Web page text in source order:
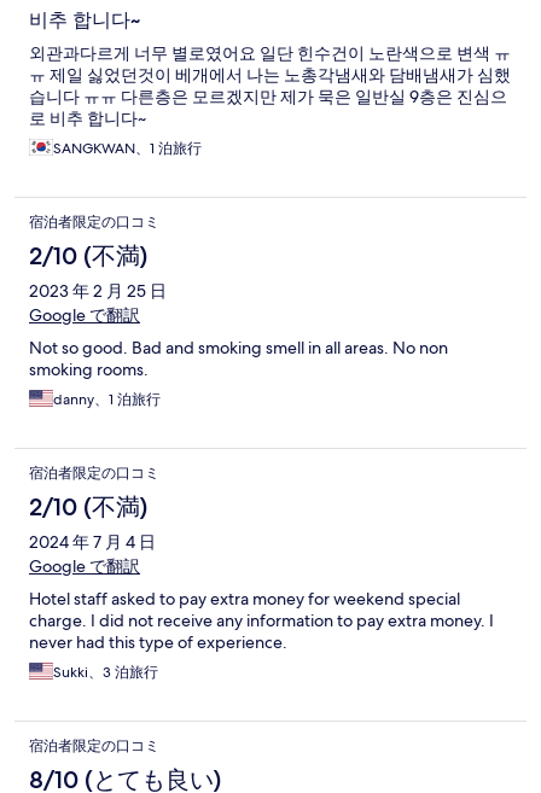
비추 합니다~
외관과다르게 너무 별로였어요 일단 힌수건이 노란색으로 변색 ㅠ
ㅠ 제일 싫었던것이 베개에서 나는 노총각냄새와 담배냄새가 심했
습니다 ㅠㅠ 다른층은 모르겠지만 제가 묵은 일반실 9층은 진심으
로 비추 합니다~
SANGKWAN、1 泊旅行
宿泊者限定の口コミ
2/10 (不満)
2023 年 2 月 25 日
Google で翻訳
Not so good. Bad and smoking smell in all areas. No non
smoking rooms.
danny、1 泊旅行
宿泊者限定の口コミ
2/10 (不満)
2024 年 7 月 4 日
Google で翻訳
Hotel staff asked to pay extra money for weekend special
charge. I did not receive any information to pay extra money. I
never had this type of experience.
Sukki、3 泊旅行
宿泊者限定の口コミ
8/10 (とても良い)